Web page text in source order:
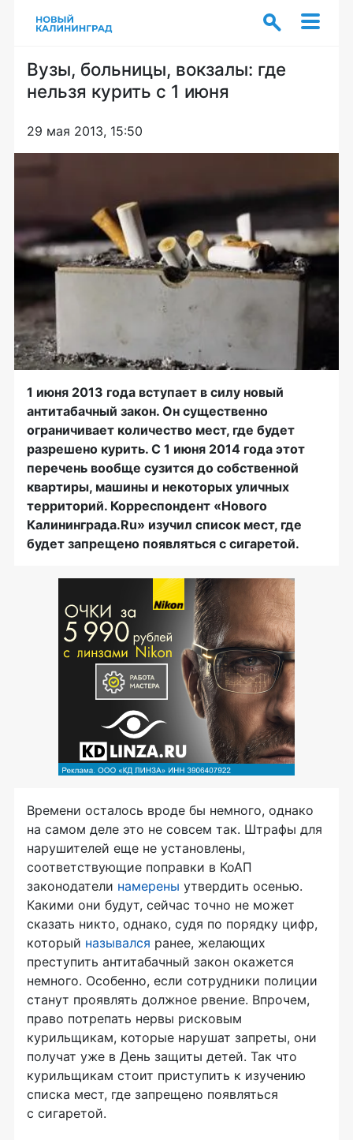
Вузы, больницы, вокзалы: где
нельзя курить с 1 июня
29 мая 2013, 15:50
1 июня 2013 года вступает в силу новый
антитабачный закон. Он существенно
ограничивает количество мест, где будет
разрешено курить. С 1 июня 2014 года этот
перечень вообще сузится до собственной
квартиры, машины и некоторых уличных
территорий. Корреспондент «Нового
Калининграда.Ru» изучил список мест, где
будет запрещено появляться с сигаретой.
Времени осталось вроде бы немного, однако
на самом деле это не совсем так. Штрафы для
нарушителей еще не установлены,
соответствующие поправки в КоАП
законодатели намерены утвердить осенью.
Какими они будут, сейчас точно не может
сказать никто, однако, судя по порядку цифр,
который назывался ранее, желающих
преступить антитабачный закон окажется
немного. Особенно, если сотрудники полиции
станут проявлять должное рвение. Впрочем,
право потрепать нервы рисковым
курильщикам, которые нарушат запреты, они
получат уже в День защиты детей. Так что
курильщикам стоит приступить к изучению
списка мест, где запрещено появляться
с сигаретой.